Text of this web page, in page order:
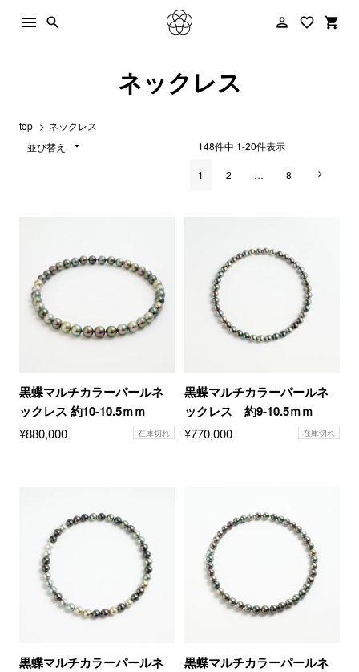
menu person_outline favorite_border shopping_cart
search
ネックレス
top
ネックレス
並び替え
148件中 1-20件表示
1 2 … 8
黒蝶マルチカラーパールネ
ックレス 約10-10.5ｍｍ
¥880,000 在庫切れ
黒蝶マルチカラーパールネ
ックレス 約9-10.5ｍｍ
¥770,000 在庫切れ
黒蝶マルチカラーパールネ
黒蝶マルチカラーパールネ